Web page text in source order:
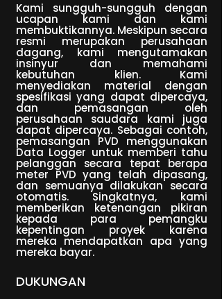
Kami sungguh-sungguh dengan
ucapan kami dan kami
membuktikannya. Meskipun secara
resmi merupakan perusahaan
dagang, kami mengutamakan
insinyur dan memahami
kebutuhan klien. Kami
menyediakan material dengan
spesifikasi yang dapat dipercaya,
dan pemasangan oleh
perusahaan saudara kami juga
dapat dipercaya. Sebagai contoh,
pemasangan PVD menggunakan
Data Logger untuk memberi tahu
pelanggan secara tepat berapa
meter PVD yang telah dipasang,
dan semuanya dilakukan secara
otomatis. Singkatnya, kami
memberikan ketenangan pikiran
kepada para pemangku
kepentingan proyek karena
mereka mendapatkan apa yang
mereka bayar.
DUKUNGAN